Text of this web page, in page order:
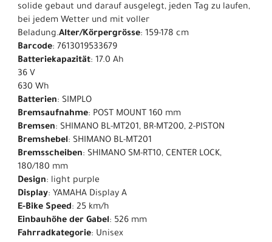
solide gebaut und darauf ausgelegt, jeden Tag zu laufen,
bei jedem Wetter und mit voller
Beladung.Alter/Körpergrösse: 159-178 cm
Barcode: 7613019533679
Batteriekapazität: 17.0 Ah
36 V
630 Wh
Batterien: SIMPLO
Bremsaufnahme: POST MOUNT 160 mm
Bremsen: SHIMANO BL-MT201, BR-MT200, 2-PISTON
Bremshebel: SHIMANO BL-MT201
Bremsscheiben: SHIMANO SM-RT10, CENTER LOCK,
180/180 mm
Design: light purple
Display: YAMAHA Display A
E-Bike Speed: 25 km/h
Einbauhöhe der Gabel: 526 mm
Fahrradkategorie: Unisex